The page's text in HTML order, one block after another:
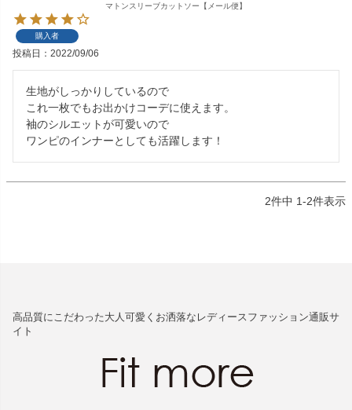
マトンスリーブカットソー【メール便】
購入者
投稿日 2022/09/06
生地がしっかりしているので
これ一枚でもお出かけコーデに使えます。
袖のシルエットが可愛いので
ワンピのインナーとしても活躍します！
2件中 1-2件表示
高品質にこだわった大人可愛くお洒落なレディースファッション通販サ
イト